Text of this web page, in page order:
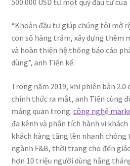
“Khoản đầu tư giúp chúng tôi mở
con số hàng trăm, xây dựng thêm
và hoàn thiện hệ thống báo cáo
dùng”, anh Tiến kể.
Trong năm 2019, khi phiên bản 2.0
chính thức ra mắt, anh Tiến cùng
mảng quan trọng: công nghệ
đa kênh và phân tích hành vi
khách hàng tăng lên nhanh
ngành F&B, thời trang cho đến
hơn 10 triệu người dùng hằng